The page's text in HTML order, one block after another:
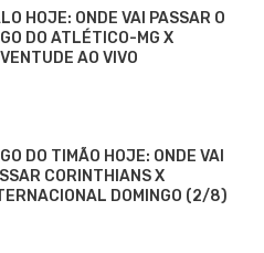
HOJE: ONDE VAI PASSAR O
DO ATLÉTICO-MG X
AO VIVO
DO TIMÃO HOJE: ONDE VAI
CORINTHIANS X
DOMINGO (2/8)